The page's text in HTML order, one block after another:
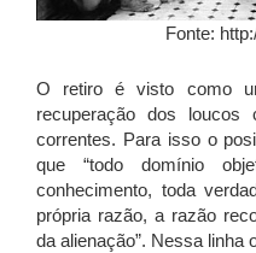
Fonte:
O retiro é visto como
recuperação dos
correntes. Para isso o
que “todo domínio
conhecimento, toda
própria razão, a razão
da alienação”. Nessa linha